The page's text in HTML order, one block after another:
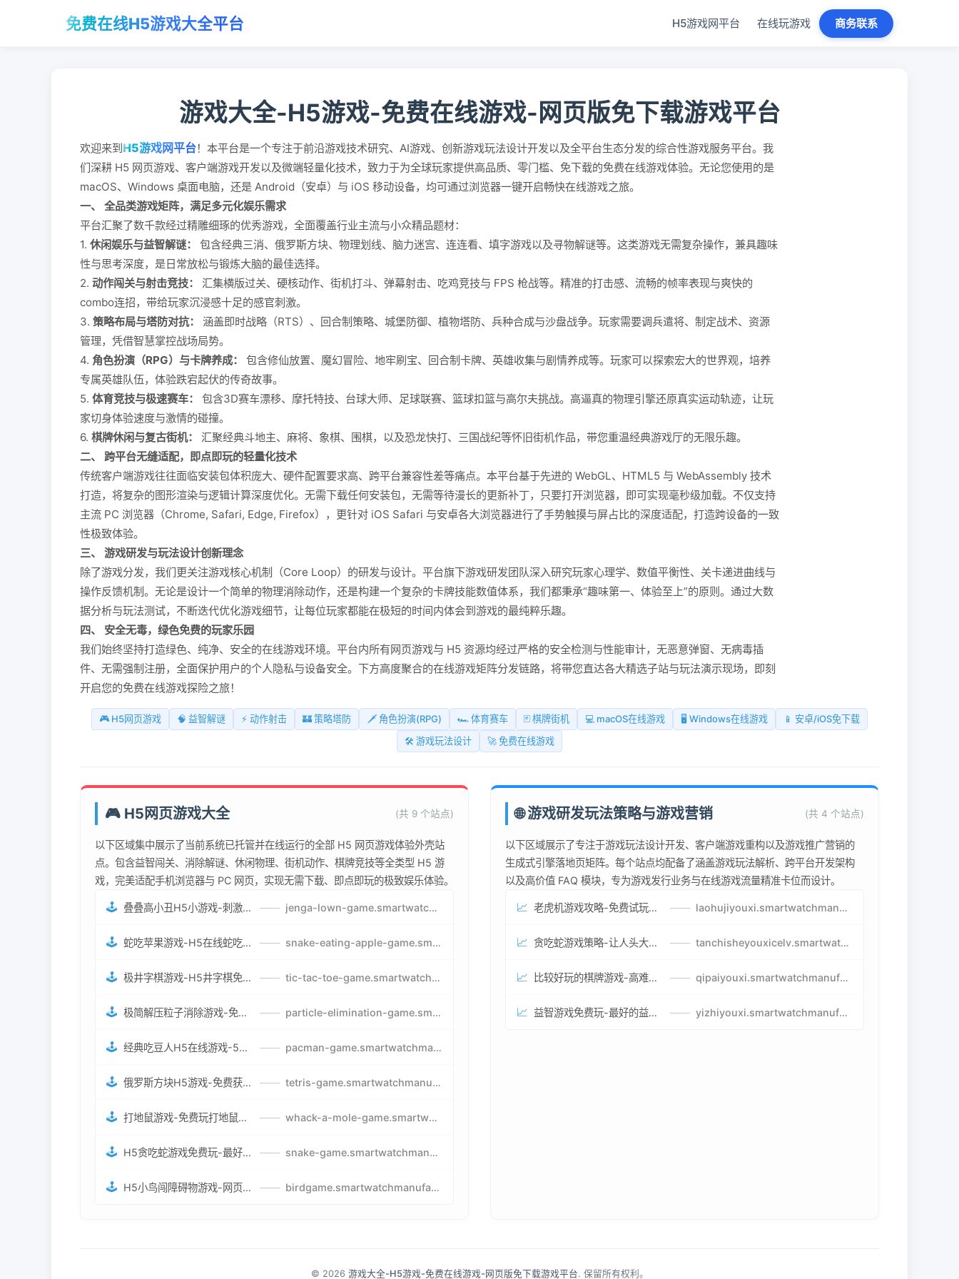
免费在线H5游戏大全平台 H5游戏网平台 在线玩游戏 商务联系
游戏大全-H5游戏-免费在线游戏-网页版免下载游戏平台
欢迎来到H5游戏网平台！本平台是一个专注于前沿游戏技术研究、AI游戏、创新游戏玩法设计开发以及全平台生态分发的综合性游戏服务平台。我
们深耕 H5 网页游戏、客户端游戏开发以及微端轻量化技术，致力于为全球玩家提供高品质、零门槛、免下载的免费在线游戏体验。无论您使用的是
macOS、Windows 桌面电脑，还是 Android（安卓）与 iOS 移动设备，均可通过浏览器一键开启畅快在线游戏之旅。
一、 全品类游戏矩阵，满足多元化娱乐需求
平台汇聚了数千款经过精雕细琢的优秀游戏，全面覆盖行业主流与小众精品题材：
1. 休闲娱乐与益智解谜：
包含经典三消、俄罗斯方块、物理划线、脑力迷宫、连连看、填字游戏以及寻物解谜等。这类游戏无需复杂操作，兼具趣味
性与思考深度，是日常放松与锻炼大脑的最佳选择。
2. 动作闯关与射击竞技：
汇集横版过关、硬核动作、街机打斗、弹幕射击、吃鸡竞技与 FPS 枪战等。精准的打击感、流畅的帧率表现与爽快的
combo连招，带给玩家沉浸感十足的感官刺激。
3. 策略布局与塔防对抗：
涵盖即时战略（RTS）、回合制策略、城堡防御、植物塔防、兵种合成与沙盘战争。玩家需要调兵遣将、制定战术、资源
管理，凭借智慧掌控战场局势。
4. 角色扮演（RPG）与卡牌养成：
包含修仙放置、魔幻冒险、地牢刷宝、回合制卡牌、英雄收集与剧情养成等。玩家可以探索宏大的世界观，培养
专属英雄队伍，体验跌宕起伏的传奇故事。
5. 体育竞技与极速赛车：
包含3D赛车漂移、摩托特技、台球大师、足球联赛、篮球扣篮与高尔夫挑战。高逼真的物理引擎还原真实运动轨迹，让玩
家切身体验速度与激情的碰撞。
6. 棋牌休闲与复古街机：
汇聚经典斗地主、麻将、象棋、围棋，以及恐龙快打、三国战纪等怀旧街机作品，带您重温经典游戏厅的无限乐趣。
二、 跨平台无缝适配，即点即玩的轻量化技术
传统客户端游戏往往面临安装包体积庞大、硬件配置要求高、跨平台兼容性差等痛点。本平台基于先进的 WebGL、HTML5 与 WebAssembly 技术
打造，将复杂的图形渲染与逻辑计算深度优化。无需下载任何安装包，无需等待漫长的更新补丁，只要打开浏览器，即可实现毫秒级加载。不仅支持
主流 PC 浏览器（Chrome, Safari, Edge, Firefox），更针对 iOS Safari 与安卓各大浏览器进行了手势触摸与屏占比的深度适配，打造跨设备的一致
性极致体验。
三、 游戏研发与玩法设计创新理念
除了游戏分发，我们更关注游戏核心机制（Core Loop）的研发与设计。平台旗下游戏研发团队深入研究玩家心理学、数值平衡性、关卡递进曲线与
操作反馈机制。无论是设计一个简单的物理消除动作，还是构建一个复杂的卡牌技能数值体系，我们都秉承“趣味第一、体验至上”的原则。通过大数
据分析与玩法测试，不断迭代优化游戏细节，让每位玩家都能在极短的时间内体会到游戏的最纯粹乐趣。
四、 安全无毒，绿色免费的玩家乐园
我们始终坚持打造绿色、纯净、安全的在线游戏环境。平台内所有网页游戏与 H5 资源均经过严格的安全检测与性能审计，无恶意弹窗、无病毒插
件、无需强制注册，全面保护用户的个人隐私与设备安全。下方高度聚合的在线游戏矩阵分发链路，将带您直达各大精选子站与玩法演示现场，即刻
开启您的免费在线游戏探险之旅！
🎮 H5网页游戏 🧠 益智解谜 ⚡ 动作射击 🏰 策略塔防 🗡️ 角色扮演(RPG) 🏎️ 体育赛车 🃏 棋牌街机 💻 macOS在线游戏 🖥️ Windows在线游戏
📱 安卓/iOS免下载
🛠️ 游戏玩法设计
🚀 免费在线游戏
🎮 H5网页游戏大全 (共 9 个站点)
以下区域集中展示了当前系统已托管并在线运行的全部 H5 网页游戏体验外壳站
点。包含益智闯关、消除解谜、休闲物理、街机动作、棋牌竞技等全类型 H5 游
戏，完美适配手机浏览器与 PC 网页，实现无需下载、即点即玩的极致娱乐体验。
🕹️ 叠叠高小丑H5小游戏-刺激游戏叠叠高小丑竞技赛-网页在线叠叠高小丑闯关游戏 —— jenga-lown-game.smartwatchmanufacturer.cn
🕹️ 蛇吃苹果游戏-H5在线蛇吃苹果网页游戏-有趣休闲游戏 —— snake-eating-apple-game.smartwatchmanufacturer.cn
🕹️ 极井字棋游戏-H5井字棋免费游戏-在线闯关变身超人打怪兽井字棋游戏 —— tic-tac-toe-game.smartwatchmanufacturer.cn
🕹️ 极简解压粒子消除游戏-免费H5粒子消除在线游戏 —— particle-elimination-game.smartwatchmanufacturer.cn
🕹️ 经典吃豆人H5在线游戏-5关挑战BOSS机枪决战版吃豆人怪兽游戏 —— pacman-game.smartwatchmanufacturer.cn
🕹️ 俄罗斯方块H5游戏-免费获取俄罗斯方块攻略-俄罗斯方块怪兽游戏策略 —— tetris-game.smartwatchmanufacturer.cn
🕹️ 打地鼠游戏-免费玩打地鼠H5网页游戏-打地鼠游戏官网 —— whack-a-mole-game.smartwatchmanufacturer.cn
🕹️ H5贪吃蛇游戏免费玩-最好的网页在线贪吃蛇游戏-贪吃蛇H5游戏攻略 —— snake-game.smartwatchmanufacturer.cn
🕹️ H5小鸟闯障碍物游戏-网页在线游戏小鸟闯关 —— birdgame.smartwatchmanufacturer.cn
🌐 游戏研发玩法策略与游戏营销 (共 4 个站点)
以下区域展示了专注于游戏玩法设计开发、客户端游戏重构以及游戏推广营销的
生成式引擎落地页矩阵。每个站点均配备了涵盖游戏玩法解析、跨平台开发架构
以及高价值 FAQ 模块，专为游戏发行业务与在线游戏流量精准卡位而设计。
📈 老虎机游戏攻略-免费试玩的老虎机游戏-老虎机游戏币兑换方式 —— laohujiyouxi.smartwatchmanufacturer.cn
📈 贪吃蛇游戏策略-让人头大的贪吃蛇游戏-贪吃蛇游戏攻略指南 —— tanchisheyouxicelv.smartwatchmanufacturer.cn
📈 比较好玩的棋牌游戏-高难度棋牌游戏-棋牌游戏到底怎么玩 —— qipaiyouxi.smartwatchmanufacturer.cn
📈 益智游戏免费玩-最好的益智游戏-有趣的益智游戏策略 —— yizhiyouxi.smartwatchmanufacturer.cn
© 2026 游戏大全-H5游戏-免费在线游戏-网页版免下载游戏平台. 保留所有权利。